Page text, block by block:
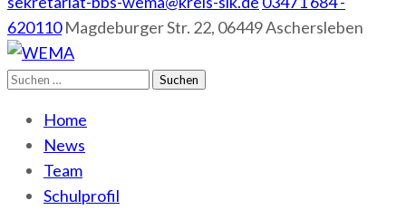
620110 Magdeburger Str. 22, 06449 Aschersleben
WEMA
BbS I des Salzlandkreises
Suchen
Home
News
Team
Schulprofil